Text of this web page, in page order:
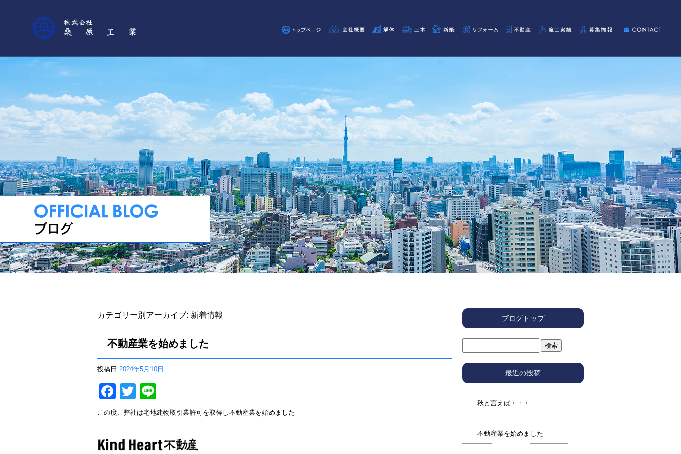
新着情報|株式会社桑原工業
カテゴリー別アーカイブ: 新着情報
不動産業を始めました
投稿日 2024年5月10日
F
a
e
T
wi
er
n
この度、弊社は宅地建物取引業許可を取得し不動産業を始めました
ブログトップ
最近の投稿
秋と言えば・・・
不動産業を始めました